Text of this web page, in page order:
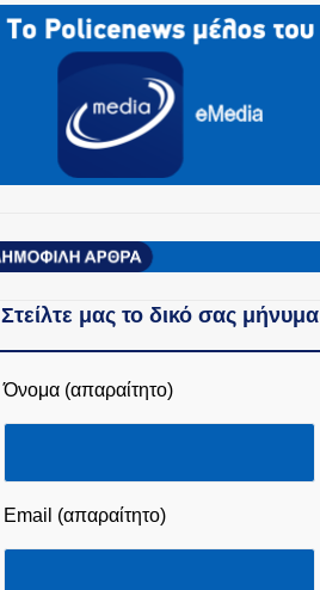
Στείλτε μας το δικό σας μήνυμα
Όνομα (απαραίτητο)
Email (απαραίτητο)